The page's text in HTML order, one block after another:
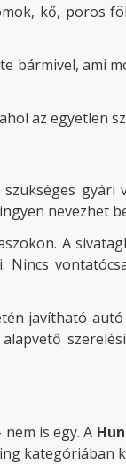
kő, poros
bármivel, ami
az egyetlen
gyári
nevezhet
A
javítható
is egy. A
kategóriában